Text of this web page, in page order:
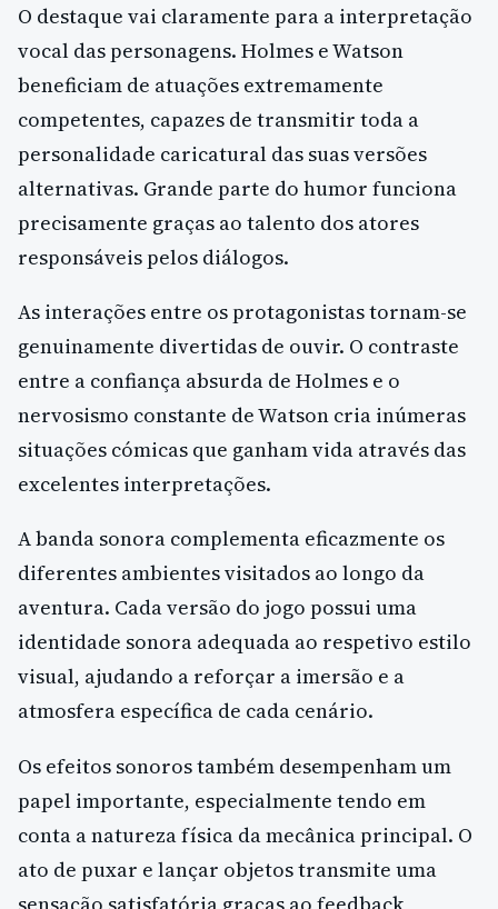
O destaque vai claramente para a interpretação
vocal das personagens. Holmes e Watson
beneficiam de atuações extremamente
competentes, capazes de transmitir toda a
personalidade caricatural das suas versões
alternativas. Grande parte do humor funciona
precisamente graças ao talento dos atores
responsáveis pelos diálogos.
As interações entre os protagonistas tornam-se
genuinamente divertidas de ouvir. O contraste
entre a confiança absurda de Holmes e o
nervosismo constante de Watson cria inúmeras
situações cómicas que ganham vida através das
excelentes interpretações.
A banda sonora complementa eficazmente os
diferentes ambientes visitados ao longo da
aventura. Cada versão do jogo possui uma
identidade sonora adequada ao respetivo estilo
visual, ajudando a reforçar a imersão e a
atmosfera específica de cada cenário.
Os efeitos sonoros também desempenham um
papel importante, especialmente tendo em
conta a natureza física da mecânica principal. O
ato de puxar e lançar objetos transmite uma